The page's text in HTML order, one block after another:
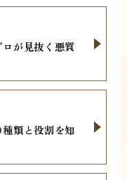
が見抜く悪質
類と役割を知